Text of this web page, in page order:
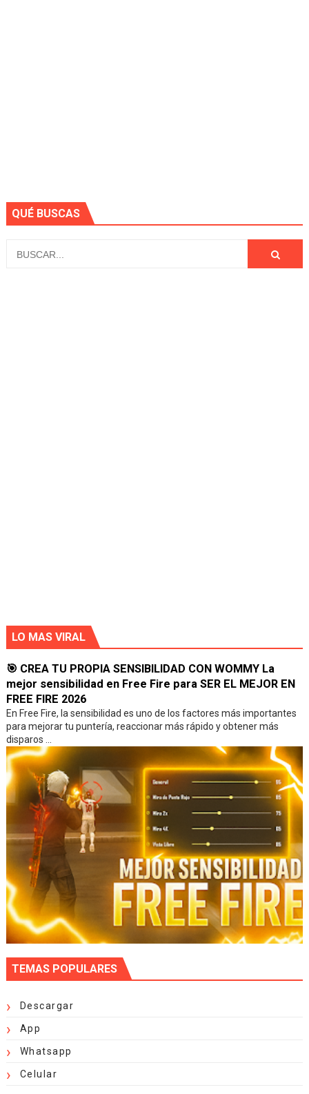
QUÉ BUSCAS
LO MAS VIRAL
🎯 CREA TU PROPIA SENSIBILIDAD CON WOMMY La
mejor sensibilidad en Free Fire para SER EL MEJOR EN
FREE FIRE 2026
En Free Fire, la sensibilidad es uno de los factores más importantes
para mejorar tu puntería, reaccionar más rápido y obtener más
disparos ...
TEMAS POPULARES
Descargar
App
Whatsapp
Celular